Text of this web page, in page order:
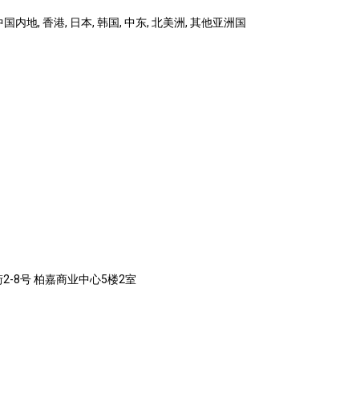
内地, 香港, 日本, 韩国, 中东, 北美洲, 其他亚洲国
8号 柏嘉商业中心5楼2室